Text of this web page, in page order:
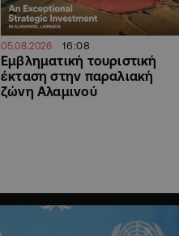
05.08.2026 16:08
Εμβληματική τουριστική
έκταση στην παραλιακή
ζώνη Αλαμινού